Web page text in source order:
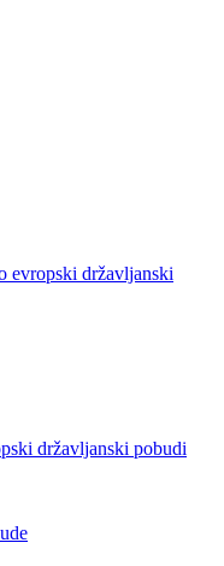
evropski državljanski
državljanski pobudi